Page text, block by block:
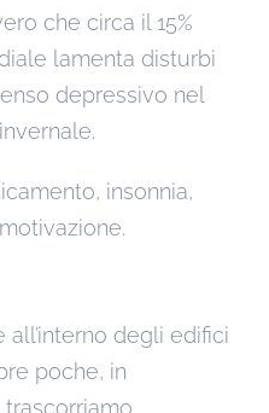
che circa il 15%
lamenta disturbi
depressivo nel
insonnia,
degli edifici
poche, in